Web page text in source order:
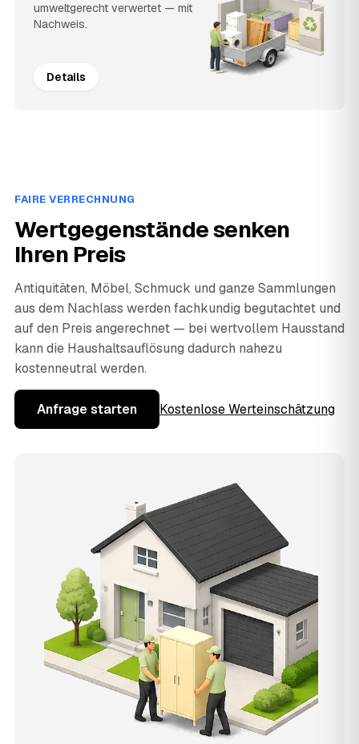
umweltgerecht verwertet — mit
Nachweis.
Details
FAIRE VERRECHNUNG
Wertgegenstände senken
Ihren Preis
Antiquitäten, Möbel, Schmuck und ganze Sammlungen
aus dem Nachlass werden fachkundig begutachtet und
auf den Preis angerechnet — bei wertvollem Hausstand
kann die Haushaltsauflösung dadurch nahezu
kostenneutral werden.
Anfrage starten Kostenlose Werteinschätzung